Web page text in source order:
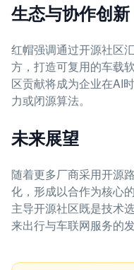
生态与协作创新
红帽强调通过开源社区
方，打造可复用的车载
区贡献将成为企业在AI
力或闭源算法。
未来展望
随着更多厂商采用开源
化，形成以合作为核心
主导开源社区既是技术
来出行与车联网服务的发